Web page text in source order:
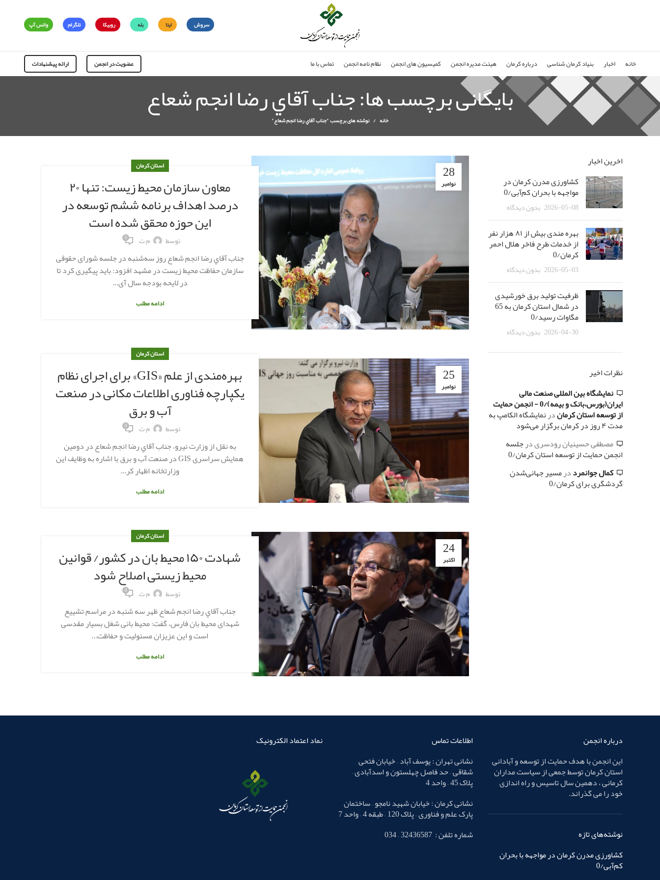
سروش ایتا بله روبیکا تلگرام واتس آپ
خانه اخبار بنیاد کرمان شناسی درباره کرمان هیئت مدیره انجمن کمیسیون های انجمن نظام نامه انجمن تماس با ما عضویت در انجمن ارائه پیشنهادات
بایگانی برچسب ها: جناب آقاي رضا انجم شعاع
خانه نوشته های برچسب "جناب آقاي رضا انجم شعاع"
28
نوامبر
استان کرمان
معاون سازمان محیط زیست: تنها ۲۰
درصد اهداف برنامه ششم توسعه در
این حوزه محقق شده است
توسط م ت 0
جناب آقاي رضا انجم‌ شعاع روز سه‌شنبه در جلسه شورای حقوقی
سازمان حفاظت محیط زیست در مشهد افزود: باید پیگیری کرد تا
در لایحه بودجه سال آی...
ادامه مطلب
25
نوامبر
استان کرمان
بهره‌مندی از علم «GIS» برای اجرای نظام
یکپارچه فناوری اطلاعات مکانی در صنعت
آب و برق
توسط م ت 0
به نقل از وزارت نیرو، جناب آقاي رضا انجم شعاع در دومین
همایش سراسری GIS در صنعت آب و برق با اشاره به وظایف این
وزارتخانه اظهار کر...
ادامه مطلب
24
اکتبر
استان کرمان
شهادت ۱۵۰ محیط بان در کشور/ قوانین
محیط زیستی اصلاح شود
توسط م ت 0
جناب آقاي رضا انجم شعاع ظهر سه شنبه در مراسم تشییع
شهدای محیط بان فارس، گفت: محیط بانی شغل بسیار مقدسی
است و این عزیزان مسئولیت و حفاظت...
ادامه مطلب
اخرین اخبار
کشاورزی مدرن کرمان در
مواجهه با بحران کم‌آبی/0
2026-05-08 بدون دیدگاه
بهره مندی بیش از ٨١ هزار نفر
از خدمات طرح فاخر هلال احمر
کرمان/0
2026-05-03 بدون دیدگاه
ظرفیت تولید برق خورشیدی
در شمال استان کرمان به 65
مگاوات رسید/0
2026-04-30 بدون دیدگاه
نظرات اخیر
نمایشگاه بین المللی صنعت مالی
ایران(بورس،بانک و بیمه)/0 - انجمن حمایت
از توسعه استان کرماندرنمایشگاه الکامپ به
مدت ۴ روز در کرمان برگزار می‌شود
مصطفی حسینیان رودسریدرجلسه
انجمن حمایت از توسعه استان کرمان/0
کمال جوانمرددرمسیر جهانی‌شدن
گردشگری برای کرمان/0
درباره انجمن
این انجمن با هدف حمایت از توسعه و آبادانی
استان کرمان توسط جمعی از سیاست مداران
کرمانی ، دهمین سال تاسیس و راه اندازی
خود را می گذراند.
نوشته‌های تازه
کشاورزی مدرن کرمان در مواجهه با بحران
کم‌آبی/0
اطلاعات تماس
نشانی تهران : یوسف آباد – خیابان فتحی
شقاقی – حد فاصل چهلستون و اسدآبادی –
پلاک 45 – واحد 4
نشانی کرمان : خیابان شهید نامجو – ساختمان
پارک علم و فناوری – پلاک 120 – طبقه 4 – واحد 7
شماره تلفن : 32436587 – 034
نماد اعتماد الکترونیک